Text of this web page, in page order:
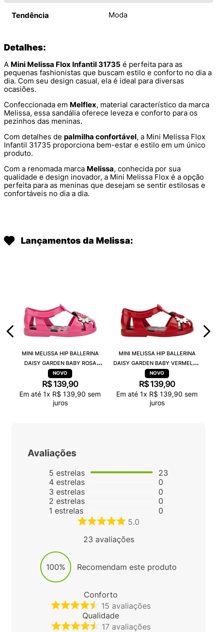
Tendência Moda
Detalhes:
A Mini Melissa Flox Infantil 31735 é perfeita para as
pequenas fashionistas que buscam estilo e conforto no dia a
dia. Com seu design casual, ela é ideal para diversas
ocasiões.
Confeccionada em Melflex, material característico da marca
Melissa, essa sandália oferece leveza e conforto para os
pezinhos das meninas.
Com detalhes de palmilha confortável, a Mini Melissa Flox
Infantil 31735 proporciona bem-estar e estilo em um único
produto.
Com a renomada marca Melissa, conhecida por sua
qualidade e design inovador, a Mini Melissa Flox é a opção
perfeita para as meninas que desejam se sentir estilosas e
confortáveis no dia a dia.
Lançamentos da Melissa:
MINI MELISSA HIP BALLERINA
DAISY GARDEN BABY ROSA
PRETO 38115
R$ 139,90
Em até 1x R$ 139,90 sem
juros
MINI MELISSA HIP BALLERINA
DAISY GARDEN BABY VERMELHO
PRETO 38115
R$ 139,90
Em até 1x R$ 139,90 sem
juros
Avaliações
5 estrelas
4 estrelas
3 estrelas
2 estrelas
1 estrelas
23
0
0
0
0
5.0
23 avaliações
100% Recomendam este produto
Conforto
15 avaliações
Qualidade
17avaliações